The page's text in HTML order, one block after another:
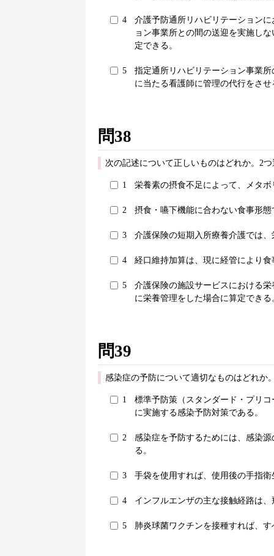
4
介護予防通所リハビリテーション
ョン事業所との間の送迎を実施し
定できる。
5
指定通所リハビリテーション事業
に当たる看護師に管理の代行をさ
問38
次の記述について正しいものはどれか。2
1 栄養素の摂食不足によって、メタ
2 摂食・嚥下機能に合わない食事形
3 介護保険の短期入所療養介護では
4 経口維持加算は、現に経管により
5
介護保険の施設サービスにおける
に栄養管理をした場合に算定できる
問39
感染症の予防について適切なものはどれか
1
標準予防策（スタンダード・プリ
に実施する感染予防対策である。
2
感染症を予防するためには、感染
る。
3 手袋を使用すれば、使用後の手指
4 インフルエンザの主な接触経路は
5 肺炎球菌ワクチンを接種すれば、